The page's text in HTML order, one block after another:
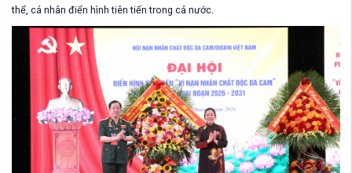
thể, cá nhân điển hình tiên tiến trong cả nước.